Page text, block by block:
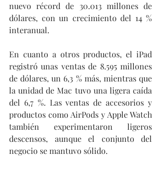
nuevo récord de 30.013 millones de
dólares, con un crecimiento del 14 %
interanual.
En cuanto a otros productos, el iPad
registró unas ventas de 8.595 millones
de dólares, un 6,3 % más, mientras que
la unidad de Mac tuvo una ligera caída
del 6,7 %. Las ventas de accesorios y
productos como AirPods y Apple Watch
también experimentaron ligeros
descensos, aunque el conjunto del
negocio se mantuvo sólido.